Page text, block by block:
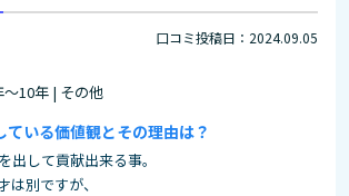
口コミ投稿日：2024.09.05
10年 | その他
ている価値観とその理由は？
出して貢献出来る事。
は別ですが、